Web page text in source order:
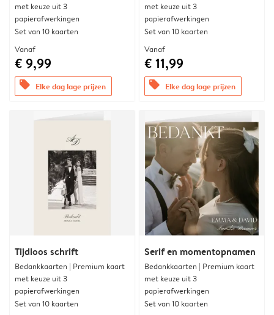
met keuze uit 3
papierafwerkingen
Set van 10 kaarten
Vanaf
€ 9,99
offers Elke dag lage prijzen
met keuze uit 3
papierafwerkingen
Set van 10 kaarten
Vanaf
€ 11,99
offers Elke dag lage prijzen
Tijdloos schrift
Bedankkaarten | Premium kaart
met keuze uit 3
papierafwerkingen
Set van 10 kaarten
Serif en momentopnamen
Bedankkaarten | Premium kaart
met keuze uit 3
papierafwerkingen
Set van 10 kaarten